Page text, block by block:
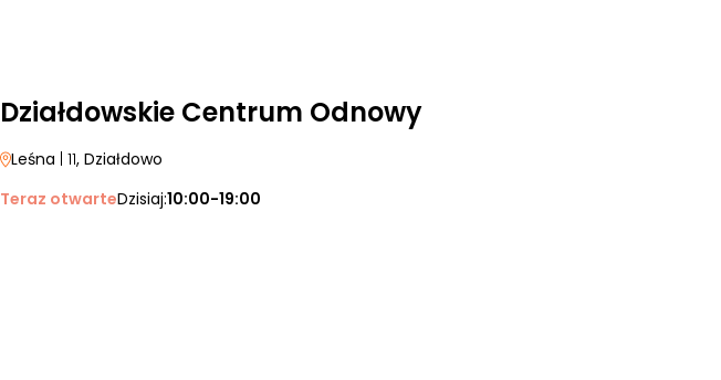
Działdowskie Centrum Odnowy
Leśna | 11, Działdowo
Teraz otwarteDzisiaj:10:00-19:00